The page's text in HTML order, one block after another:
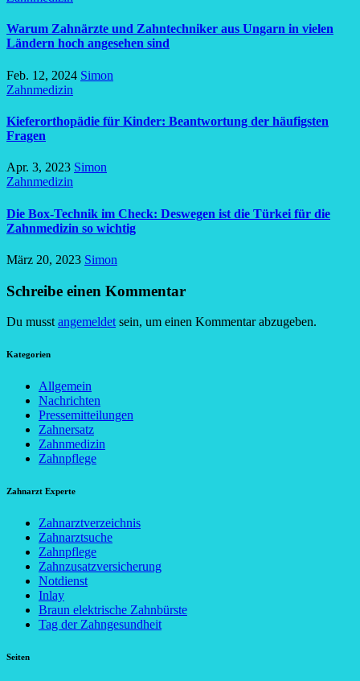
Warum Zahnärzte und Zahntechniker aus Ungarn in vielen
Ländern hoch angesehen sind
Feb. 12, 2024 Simon
Zahnmedizin
Kieferorthopädie für Kinder: Beantwortung der häufigsten
Fragen
Apr. 3, 2023 Simon
Zahnmedizin
Die Box-Technik im Check: Deswegen ist die Türkei für die
Zahnmedizin so wichtig
März 20, 2023 Simon
Schreibe einen Kommentar
Du musst angemeldet sein, um einen Kommentar abzugeben.
Kategorien
Allgemein
Nachrichten
Pressemitteilungen
Zahnersatz
Zahnmedizin
Zahnpflege
Zahnarzt Experte
Zahnarztverzeichnis
Zahnarztsuche
Zahnpflege
Zahnzusatzversicherung
Notdienst
Inlay
Braun elektrische Zahnbürste
Tag der Zahngesundheit
Seiten